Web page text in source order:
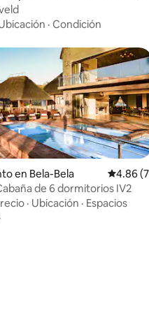
· Condición
4.7 de 5, 20 reseñas
en Bela-Bela
4.86
de 6 dormitorios IV2
· Ubicación · Espacios